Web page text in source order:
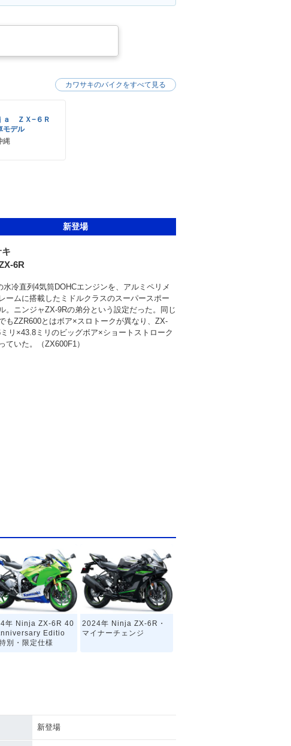
ａ ＺＸ−６Ｒ
モデル
縄
カワサキのバイクをすべて見る
新登場
6R
水冷直列4気筒DOHCエンジンを、アルミペリメ
ームに搭載したミドルクラスのスーパースポー
。ニンジャZX-9Rの弟分という設定だった。同じ
もZZR600とはボア×スロトークが異なり、ZX-
リ×43.8ミリのビッグボア×ショートストローク
ていた。（ZX600F1）
年 Ninja ZX-6R 40
Editio
別・限定仕様
2024年 Ninja ZX-6R・
マイナーチェンジ
新登場